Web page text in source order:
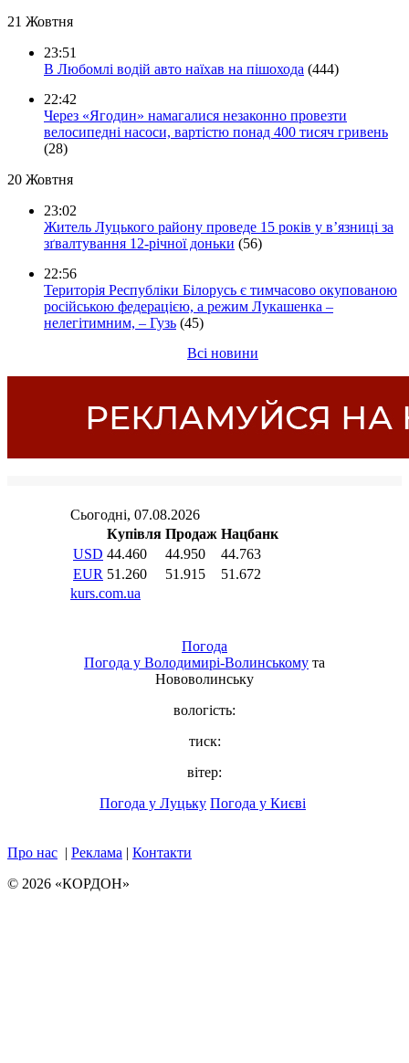
21 Жовтня
23:51
В Любомлі водій авто наїхав на пішохода (444)
22:42
Через «Ягодин» намагалися незаконно провезти
велосипедні насоси, вартістю понад 400 тисяч гривень
(28)
20 Жовтня
23:02
Житель Луцького району проведе 15 років у в’язниці за
зґвалтування 12-річної доньки (56)
22:56
Територія Республіки Білорусь є тимчасово окупованою
російською федерацією, а режим Лукашенка –
нелегітимним, – Гузь (45)
Всі новини
Погода
Погода у Володимирі-Волинському та
Нововолинську
вологість:
тиск:
вітер:
Погода у Луцьку Погода у Києві
Про нас | Реклама | Контакти
© 2026 «КОРДОН»